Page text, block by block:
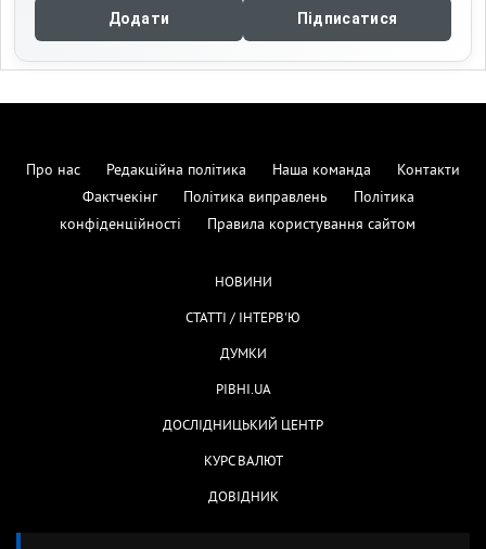
Додати Підписатися
Про нас Редакційна політика Наша команда
Контакти
Фактчекінг
Політика виправлень
Політика
конфіденційності
Правила користування сайтом
НОВИНИ
СТАТТІ / ІНТЕРВ'Ю
ДУМКИ
РІВНІ.UA
ДОСЛІДНИЦЬКИЙ ЦЕНТР
КУРС ВАЛЮТ
ДОВІДНИК